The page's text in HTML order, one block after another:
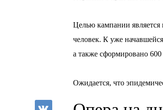
Целью кампании является
человек. К уже
а также сформировано
Ожидается, что